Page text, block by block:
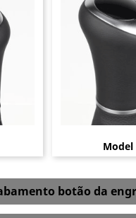
Model
botão da